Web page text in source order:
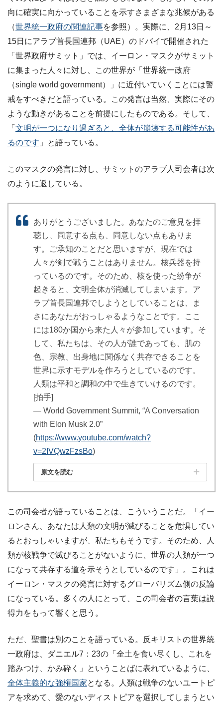
向に確実に向かっていることを示すさまざまな兆候がある
（世界統一政府の関連記事を参照）。実際に、2月13日～
15日にアラブ首長国連邦（UAE）のドバイで開催された
「世界政府サミット」では、イーロン・マスクがサミット
に集まった人々に対し、この世界が「世界統一政府
（single world government）」に近付いていくことには警
戒をすべきだと語っている。この発言は当然、実際にその
ような動きがあることを前提にしたものである。そして、
「 文明が一つになり過ぎると、全体が崩壊する可能性があ
るのです 」と語っている。
このマスクの発言に対し、サミットのアラブ人司会者は次
のように返している。
ありがとうございました。あなたのご意見を拝
聴し、同意する点も、同意しない点もありま
す。ご承知のことだと思いますが、現在では
人々が剣で戦うことはありません。核兵器を持
っているのです。そのため、核を使った紛争が
起きると、文明全体が消滅してしまいます。ア
ラブ首長国連邦でしようとしていることは、ま
さにあなたがおっしゃるようなことです。ここ
には180か国から来た人々が参加しています。そ
して、私たちは、その人が誰であっても、肌の
色、宗教、出身地に関係なく共存できることを
世界に示すモデルを作ろうとしているのです。
人類は平和と調和の中で生きていけるのです。
[拍手]
― World Government Summit, “A Conversation
with Elon Musk 2.0”
(https://www.youtube.com/watch?
v=2IVQwzFzsBo)
原文を読む
この司会者が語っていることは、こういうことだ。「イー
ロンさん、あなたは人類の文明が滅びることを危惧してい
るとおっしゃいますが、私たちもそうです。そのため、人
類が核戦争で滅びることがないように、世界の人類が一つ
になって共存する道を示そうとしているのです」。これは
イーロン・マスクの発言に対するグローバリズム側の反論
になっている。多くの人にとって、この司会者の言葉は説
得力をもって響くと思う。
ただ、聖書は別のことを語っている。反キリストの世界統
一政府は、ダニエル7：23の「全土を食い尽くし、これを
踏みつけ、かみ砕く」ということばに表れているように、
全体主義的な強権国家となる。人類は戦争のないユートピ
アを求めて、愛のないディストピアを選択してしまうとい